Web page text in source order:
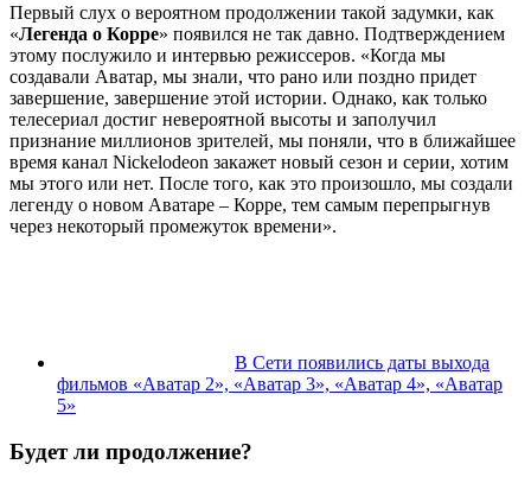
Первый слух о вероятном продолжении такой задумки, как
«Легенда о Корре» появился не так давно. Подтверждением
этому послужило и интервью режиссеров. «Когда мы
создавали Аватар, мы знали, что рано или поздно придет
завершение, завершение этой истории. Однако, как только
телесериал достиг невероятной высоты и заполучил
признание миллионов зрителей, мы поняли, что в ближайшее
время канал Nickelodeon закажет новый сезон и серии, хотим
мы этого или нет. После того, как это произошло, мы создали
легенду о новом Аватаре – Корре, тем самым перепрыгнув
через некоторый промежуток времени».
В Сети появились даты выхода
фильмов «Аватар 2», «Аватар 3», «Аватар 4», «Аватар
5»
Будет ли продолжение?